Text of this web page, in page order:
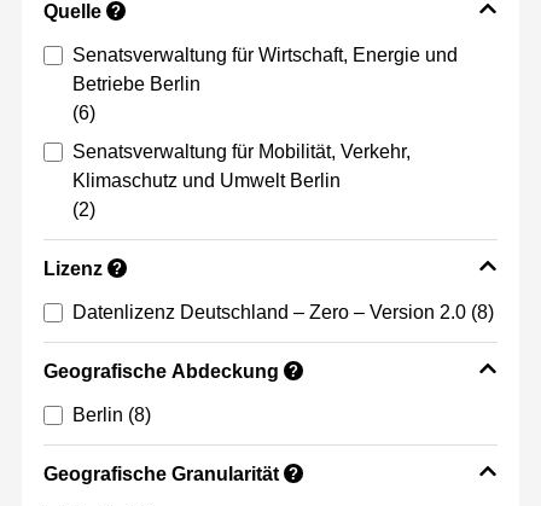
Quelle ?
Senatsverwaltung für Wirtschaft, Energie und
Betriebe Berlin
(6)
Senatsverwaltung für Mobilität, Verkehr,
Klimaschutz und Umwelt Berlin
(2)
Lizenz ?
Datenlizenz Deutschland – Zero – Version 2.0 (8)
Geografische Abdeckung ?
Berlin (8)
Geografische Granularität ?